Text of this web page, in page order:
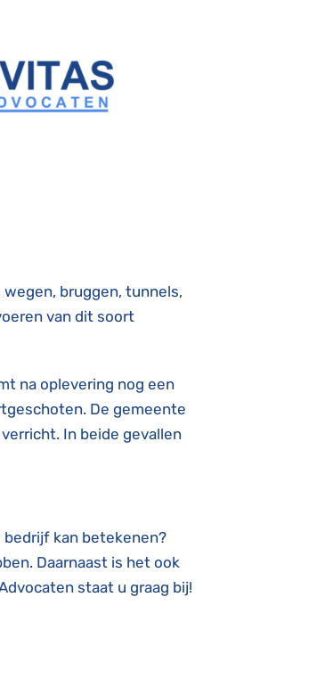
bruggen, tunnels,
van dit soort
na oplevering nog een
De gemeente
In beide gevallen
kan betekenen?
Daarnaast is het ook
staat u graag bij!